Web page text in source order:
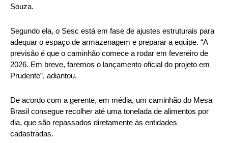
Souza.
Segundo ela, o Sesc está em fase de ajustes estruturais para
adequar o espaço de armazenagem e preparar a equipe. “A
previsão é que o caminhão comece a rodar em fevereiro de
2026. Em breve, faremos o lançamento oficial do projeto em
Prudente”, adiantou.
De acordo com a gerente, em média, um caminhão do Mesa
Brasil consegue recolher até uma tonelada de alimentos por
dia, que são repassados diretamente às entidades
cadastradas.